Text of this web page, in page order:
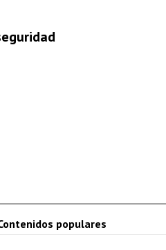
u
m
populares